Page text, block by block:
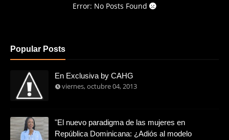
Error: No Posts Found
Popular Posts
En Exclusiva by CAHG
viernes, octubre 04, 2013
"El nuevo paradigma de las mujeres en
República Dominicana: ¿Adiós al modelo